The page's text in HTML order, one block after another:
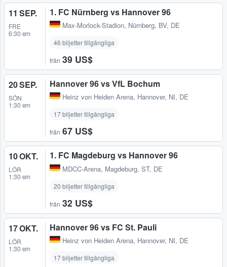
11 SEP.
FRE
6:30 em
1. FC Nürnberg vs Hannover 96
Max-Morlock-Stadion, Nürnberg, BV, DE
46 biljetter tillgängliga
från 39 US$
20 SEP.
SÖN
1:30 em
Hannover 96 vs VfL Bochum
Heinz von Heiden Arena, Hannover, NI, DE
17 biljetter tillgängliga
från 67 US$
10 OKT.
LÖR
1:30 em
1. FC Magdeburg vs Hannover 96
MDCC-Arena, Magdeburg, ST, DE
20 biljetter tillgängliga
från 32 US$
17 OKT.
LÖR
1:30 em
Hannover 96 vs FC St. Pauli
Heinz von Heiden Arena, Hannover, NI, DE
17 biljetter tillgängliga